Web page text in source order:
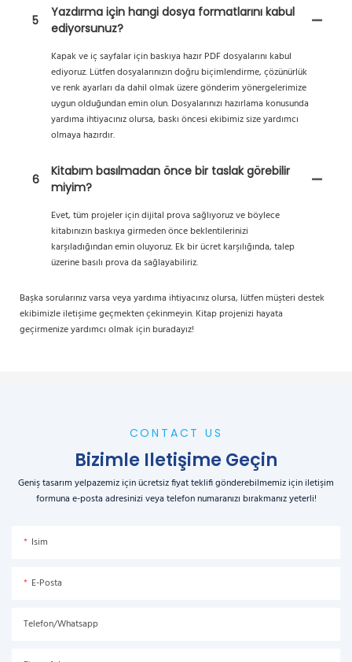
5
Yazdırma için hangi dosya formatlarını kabul
ediyorsunuz?
Kapak ve iç sayfalar için baskıya hazır PDF dosyalarını kabul
ediyoruz. Lütfen dosyalarınızın doğru biçimlendirme, çözünürlük
ve renk ayarları da dahil olmak üzere gönderim yönergelerimize
uygun olduğundan emin olun. Dosyalarınızı hazırlama konusunda
yardıma ihtiyacınız olursa, baskı öncesi ekibimiz size yardımcı
olmaya hazırdır.
6
Kitabım basılmadan önce bir taslak görebilir
miyim?
Evet, tüm projeler için dijital prova sağlıyoruz ve böylece
kitabınızın baskıya girmeden önce beklentilerinizi
karşıladığından emin oluyoruz. Ek bir ücret karşılığında, talep
üzerine basılı prova da sağlayabiliriz.
Başka sorularınız varsa veya yardıma ihtiyacınız olursa, lütfen müşteri destek
ekibimizle iletişime geçmekten çekinmeyin. Kitap projenizi hayata
geçirmenize yardımcı olmak için buradayız!
CONTACT US
Bizimle Iletişime Geçin
Geniş tasarım yelpazemiz için ücretsiz fiyat teklifi gönderebilmemiz için iletişim
formuna e-posta adresinizi veya telefon numaranızı bırakmanız yeterli!
Isim
E-Posta
Telefon/Whatsapp